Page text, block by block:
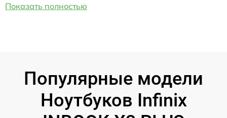
Показать полностью
Популярные модели
Ноутбуков Infinix